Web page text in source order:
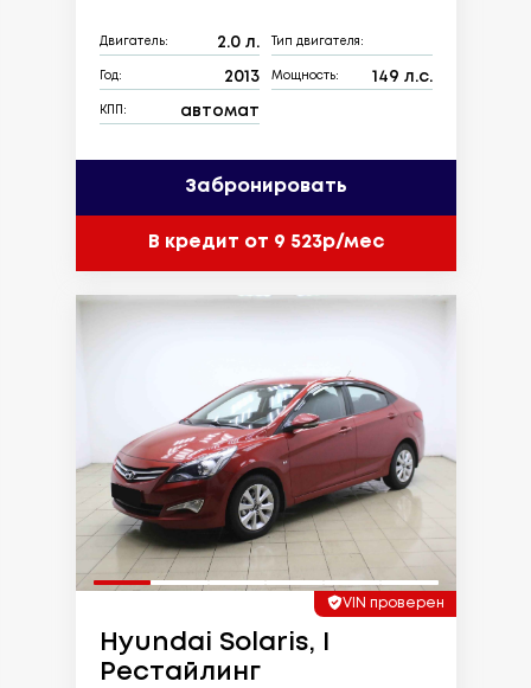
Двигатель: 2.0 л. Тип двигателя:
Год: 2013 Мощность: 149 л.с.
КПП: автомат
Забронировать
В кредит от 9 523р/мес
VIN проверен
Hyundai Solaris, I
Рестайлинг